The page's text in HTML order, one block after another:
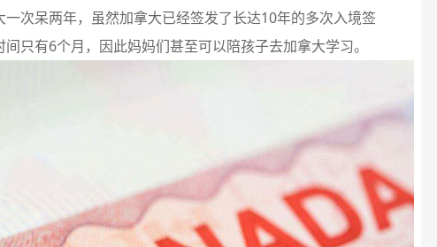
一次呆两年，虽然加拿大已经签发了长达10年的多次入境签
只有6个月，因此妈妈们甚至可以陪孩子去加拿大学习。